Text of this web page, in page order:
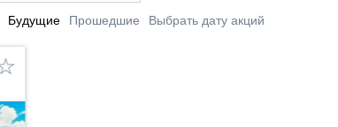
Будущие Прошедшие Выбрать дату акций